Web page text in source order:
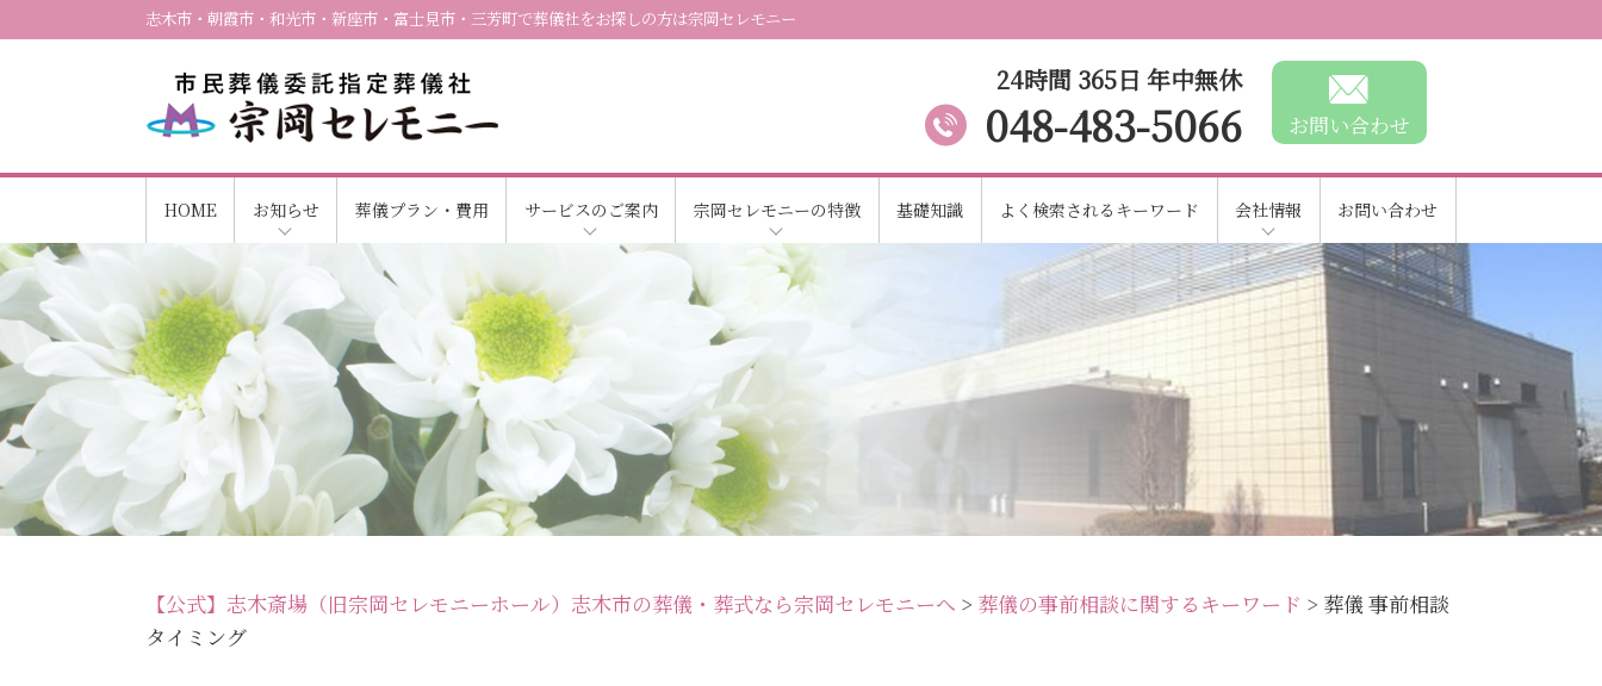
志木市・朝霞市・和光市・新座市・富士見市・三芳町で葬儀社をお探しの方は宗岡セレモニー
24時間 365日 年中無休
048-483-5066 お問い合わせ
HOME お知らせ 葬儀プラン・費用 サービスのご案内 宗岡セレモニーの特徴 基礎知識 よく検索されるキーワード 会社情報 お問い合わせ
【公式】志木斎場（旧宗岡セレモニーホール）志木市の葬儀・葬式なら宗岡セレモニーへ > 葬儀の事前相談に関するキーワード > 葬儀 事前相談
タイミング